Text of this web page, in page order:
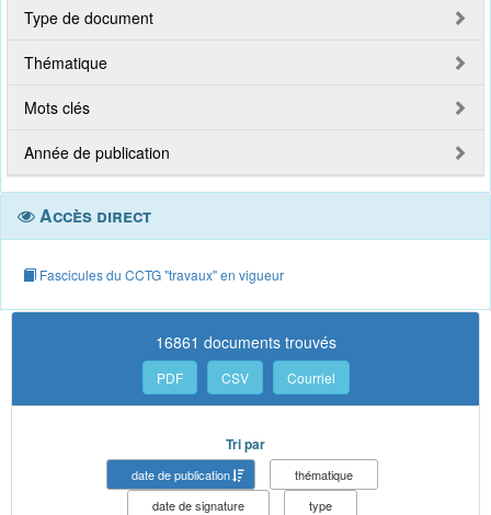
Type de document
Thématique
Mots clés
Année de publication
Accès direct
Fascicules du CCTG "travaux" en vigueur
16861 documents trouvés
PDF CSV Courriel
Tri par
date de publication
thématique
date de signature
type